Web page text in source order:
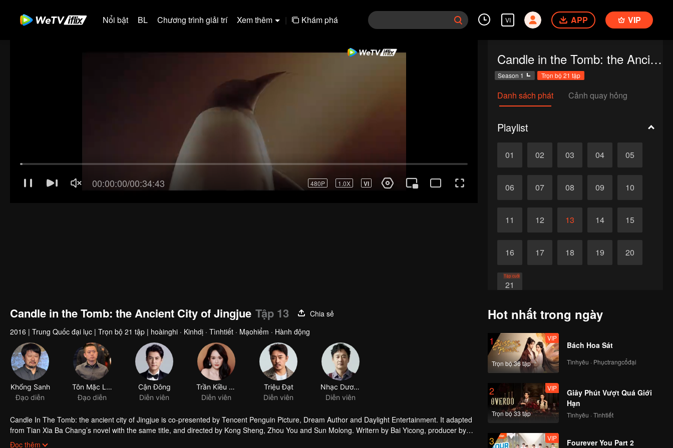
Nổi bật BL Chương trình giải trí Xem thêm | Khám phá VI APP VIP
Candle in the Tomb: the Ancient City of Jingjue
Season 1 Trọn bộ 21 tập
Danh sách phát Cảnh quay hỏng
Playlist
01 02 03 04 05
06 07 08 09 10
11 12 13 14 15
16 17 18 19 20
21
Tập cuối
Candle in the Tomb: the Ancient City of Jingjue Tập 13
Chia sẻ
2016 | Trung Quốc đại lục | Trọn bộ 21 tập | hoàinghi · Kinhdị · Tìnhtiết · Mạohiểm · Hành động
Candle In The Tomb: the ancient city of Jingjue is co-presented by Tencent Penguin Picture, Dream Author and Daylight Entertainment. It adapted
from Tian Xia Ba Chang’s novel with the same title, and directed by Kong Sheng, Zhou You and Sun Molong. Writern by Bai Yicong, producer by
Hou Hongli-ang and Fang fang. Jin Dong, Joe Chen and Zhao Da act the leading role.The story is taling about that Hu Bayi goes with Shirley Yang
Đọc thêm
Hot nhất trong ngày
1
Trọn bộ 36 tập
VIP
Bách Hoa Sát
Tìnhyêu · Phụctrangcổđại
2
Trọn bộ 33 tập
VIP
Giây Phút Vượt Quá Giới
Hạn
Tìnhyêu · Tìnhtiết
3 VIP
Fourever You Part 2